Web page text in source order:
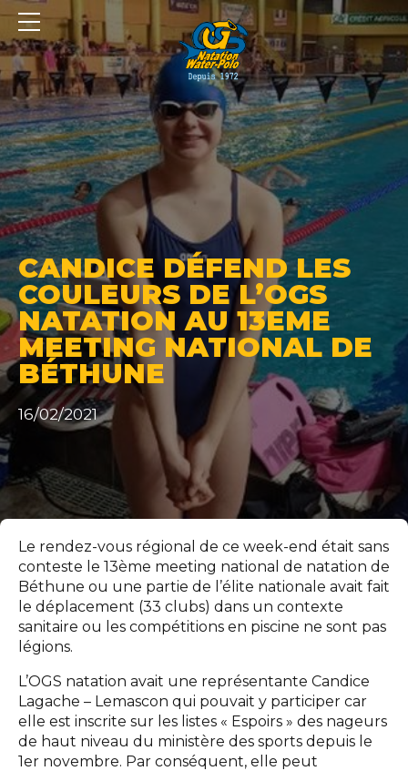
CANDICE DÉFEND LES
COULEURS DE L’OGS
NATATION AU 13EME
MEETING NATIONAL DE
BÉTHUNE
16/02/2021
Le rendez-vous régional de ce week-end était sans
conteste le 13ème meeting national de natation de
Béthune ou une partie de l’élite nationale avait fait
le déplacement (33 clubs) dans un contexte
sanitaire ou les compétitions en piscine ne sont pas
légions.
L’OGS natation avait une représentante Candice
Lagache – Lemascon qui pouvait y participer car
elle est inscrite sur les listes « Espoirs » des nageurs
de haut niveau du ministère des sports depuis le
1er novembre. Par conséquent, elle peut
Panneau de gestion des cookies